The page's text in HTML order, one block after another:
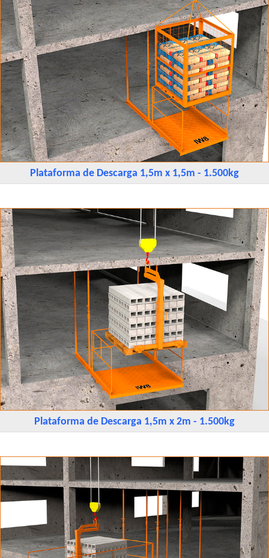
Plataforma de Descarga 1,5m x 1,5m - 1.500kg
Plataforma de Descarga 1,5m x 2m - 1.500kg